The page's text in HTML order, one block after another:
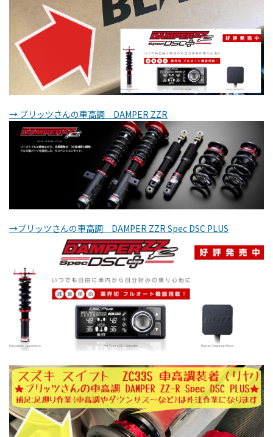
→ ブリッツさんの車高調 DAMPER ZZR
→ブリッツさんの車高調 DAMPER ZZR Spec DSC PLUS